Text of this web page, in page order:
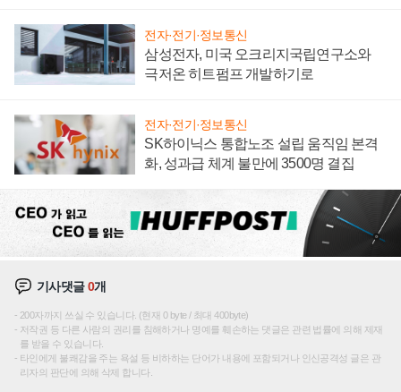
전자·전기·정보통신
삼성전자, 미국 오크리지국립연구소와
극저온 히트펌프 개발하기로
전자·전기·정보통신
SK하이닉스 통합노조 설립 움직임 본격
화, 성과급 체계 불만에 3500명 결집
기사댓글0개
200자까지 쓰실 수 있습니다. (현재 0 byte / 최대 400byte)
저작권 등 다른 사람의 권리를 침해하거나 명예를 훼손하는 댓글은 관련 법률에 의해 제재
를 받을 수 있습니다.
타인에게 불쾌감을 주는 욕설 등 비하하는 단어가 내용에 포함되거나 인신공격성 글은 관
리자의 판단에 의해 삭제 합니다.